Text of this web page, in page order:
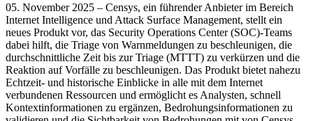
05. November 2025 – Censys, ein führender Anbieter im Bereich
Internet Intelligence und Attack Surface Management, stellt ein
neues Produkt vor, das Security Operations Center (SOC)-Teams
dabei hilft, die Triage von Warnmeldungen zu beschleunigen, die
durchschnittliche Zeit bis zur Triage (MTTT) zu verkürzen und die
Reaktion auf Vorfälle zu beschleunigen. Das Produkt bietet nahezu
Echtzeit- und historische Einblicke in alle mit dem Internet
verbundenen Ressourcen und ermöglicht es Analysten, schnell
Kontextinformationen zu ergänzen, Bedrohungsinformationen zu